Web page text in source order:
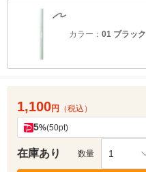
カラー： 01 ブラック
1,100円 （税込）
5%(50pt)
在庫あり 数量 1